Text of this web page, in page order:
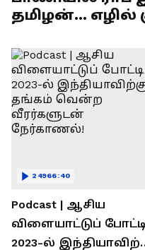
தமிழன்... எழில்
Podcast | ஆசிய
விளையாட்டுப்
2023-ல்
24966:40